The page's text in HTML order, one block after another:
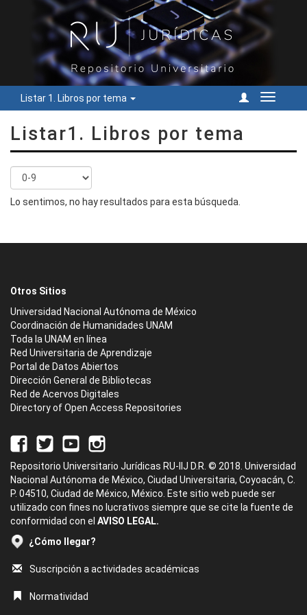
Listar 1. Libros por tema
Cambiar
Listar1. Libros por tema
Lo sentimos, no hay resultados para esta búsqueda.
Otros Sitios
Universidad Nacional Autónoma de México
Coordinación de Humanidades UNAM
Toda la UNAM en línea
Red Universitaria de Aprendizaje
Portal de Datos Abiertos
Dirección General de Bibliotecas
Red de Acervos Digitales
Directory of Open Access Repositories
Repositorio Universitario Jurídicas RU-IIJ D.R. © 2018. Universidad
Nacional Autónoma de México, Ciudad Universitaria, Coyoacán, C.
P. 04510, Ciudad de México, México. Este sitio web puede ser
utilizado con fines no lucrativos siempre que se cite la fuente de
conformidad con el AVISO LEGAL.
¿Cómo llegar?
Suscripción a actividades académicas
Normatividad